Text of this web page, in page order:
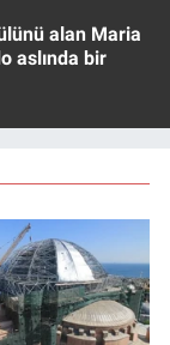
alan Maria
aslında bir